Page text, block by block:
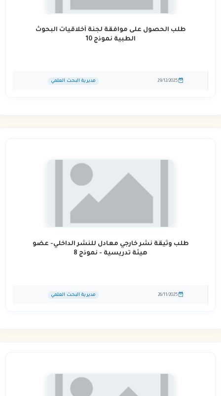
طلب الحصول على موافقة لجنة أخلاقيات البحوث
الطبية نموذج 10
مديرية البحث العلمي
طلب وثيقة نشر خارجي معادل للنشر الداخلي- عضو
هيئة تدريسية - نموذج 8
26/11/2025 مديرية البحث العلمي